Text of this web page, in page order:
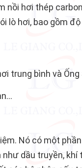
nồi hơi thép
lò hơi, bao gồm
trung bình và
Nó có một
dầu truyền,